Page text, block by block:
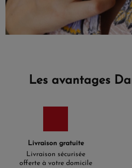
Les avantages
Livraison gratuite
Livraison sécurisée
offerte à votre domicile